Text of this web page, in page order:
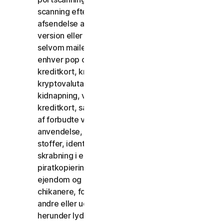
scanning efter åbne relæer eller åbne proxies,
afsendelse af uopfordret mail eller enhver
version eller type mail sendt i store mængder,
selvom mailen dirigeres via tredjepartsservere,
enhver pop op-aktivering, brug af stjålne
kreditkort, kreditkortsvindel, økonomisk svig,
kryptovalutabedrageri, cloaking, afpresning,
kidnapning, voldtægt, mord, salg af stjålne
kreditkort, salg af stjålne varer, tilbud eller salg
af forbudte varer til militær brug og dobbelt
anvendelse, tilbud eller salg af kontrollerede
stoffer, identitetstyveri, hacking, pharming,
skrabning i enhver form eller mængde, digital
piratkopiering, overtrædelser af intellektuel
ejendom og andre lignende aktiviteter; eller til at
chikanere, forfølge, true, skade eller overvåge
andre eller udnytte børn på nogen måde,
herunder lyd, video, fotografering, digitalt